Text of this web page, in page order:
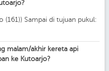
Sampai di tujuan pukul:
malam/akhir kereta api
ke Kutoarjo?